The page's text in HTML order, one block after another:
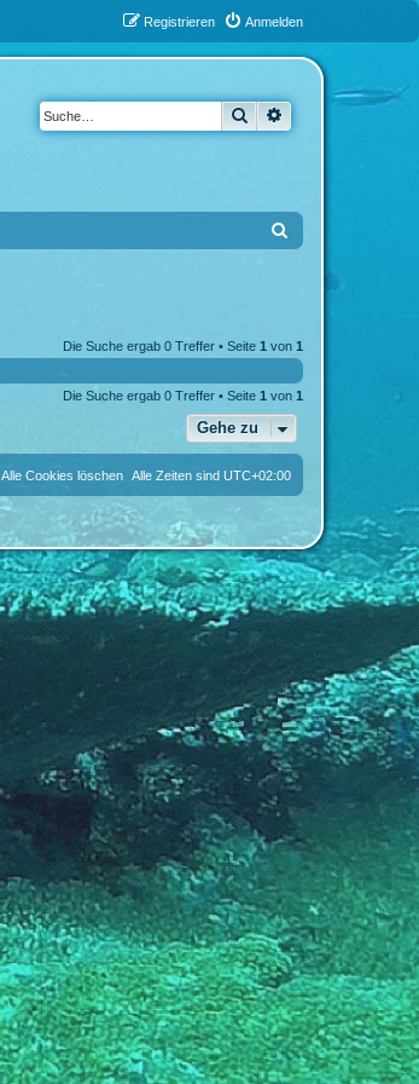
Anmelden
Registrieren
Suche
e
Die Suche ergab 0 Treffer • Seite 1 von 1
Die Suche ergab 0 Treffer • Seite 1 von 1
Gehe zu
Alle Zeiten sind UTC+02:00
Alle Cookies löschen